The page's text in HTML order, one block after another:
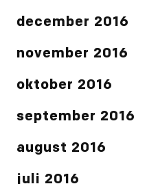
december 2016
november 2016
oktober 2016
september 2016
august 2016
juli 2016